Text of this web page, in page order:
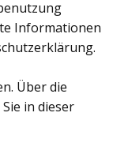
Informationen
Über die
in dieser